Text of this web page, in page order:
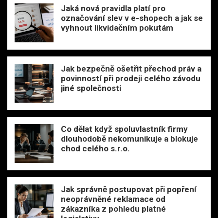
Jaká nová pravidla platí pro
označování slev v e-shopech a jak se
vyhnout likvidačním pokutám
Jak bezpečně ošetřit přechod práv a
povinností při prodeji celého závodu
jiné společnosti
Co dělat když spoluvlastník firmy
dlouhodobě nekomunikuje a blokuje
chod celého s.r.o.
Jak správně postupovat při popření
neoprávněné reklamace od
zákazníka z pohledu platné